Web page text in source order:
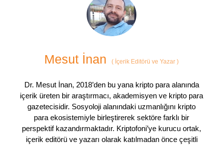
Mesut İnan ( İçerik Editörü ve Yazar )
Dr. Mesut İnan, 2018’den bu yana kripto para alanında
içerik üreten bir araştırmacı, akademisyen ve kripto para
gazetecisidir. Sosyoloji alanındaki uzmanlığını kripto
para ekosistemiyle birleştirerek sektöre farklı bir
perspektif kazandırmaktadır. Kriptofoni’ye kurucu ortak,
içerik editörü ve yazarı olarak katılmadan önce çeşitli